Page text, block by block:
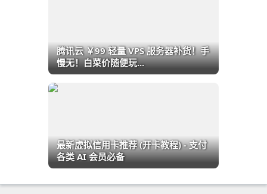
腾讯云 ￥99 轻量 VPS 服务器补货！手
慢无！白菜价随便玩...
最新虚拟信用卡推荐 (开卡教程) - 支付
各类 AI 会员必备